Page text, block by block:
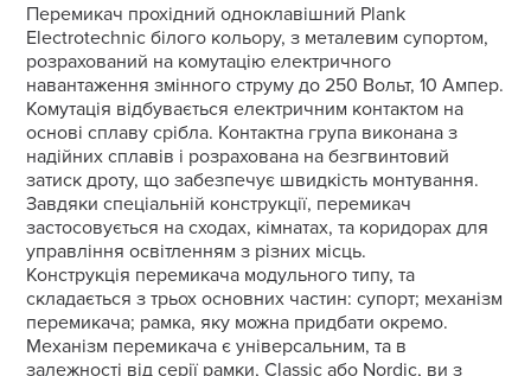
Перемикач прохідний одноклавішний Plank
Electrotechnic білого кольору, з металевим супортом,
розрахований на комутацію електричного
навантаження змінного струму до 250 Вольт, 10 Ампер.
Комутація відбувається електричним контактом на
основі сплаву срібла. Контактна група виконана з
надійних сплавів і розрахована на безгвинтовий
затиск дроту, що забезпечує швидкість монтування.
Завдяки спеціальній конструкції, перемикач
застосовується на сходах, кімнатах, та коридорах для
управління освітленням з різних місць.
Конструкція перемикача модульного типу, та
складається з трьох основних частин: супорт; механізм
перемикача; рамка, яку можна придбати окремо.
Механізм перемикача є універсальним, та в
залежності від серії рамки, Classic або Nordic, ви з